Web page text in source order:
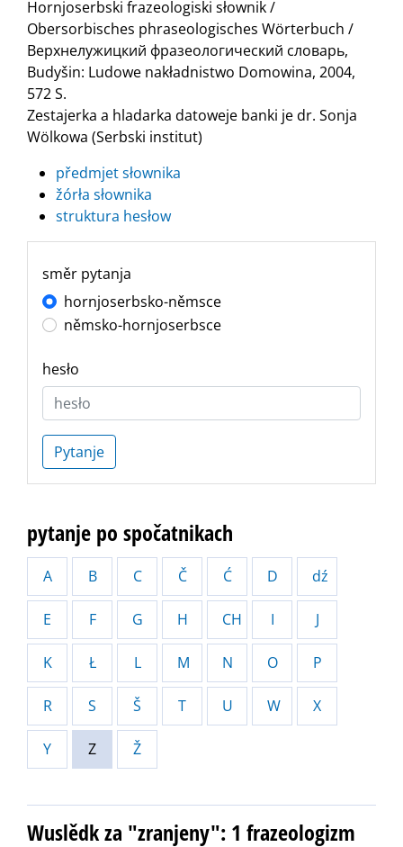
Hornjoserbski frazeologiski słownik /
Obersorbisches phraseologisches Wörterbuch /
Верхнелужицкий фразеологический словарь,
Budyšin: Ludowe nakładnistwo Domowina, 2004,
572 S.
Zestajerka a hladarka datoweje banki je dr. Sonja
Wölkowa (Serbski institut)
předmjet słownika
žórła słownika
struktura hesłow
směr pytanja
hornjoserbsko-němsce
němsko-hornjoserbsce
hesło
Pytanje
pytanje po spočatnikach
A B C Č Ć D dź
E F G H CH I J
K Ł L M N O P
R S Š T U W X
Y Z Ž
Wuslědk za "zranjeny": 1 frazeologizm